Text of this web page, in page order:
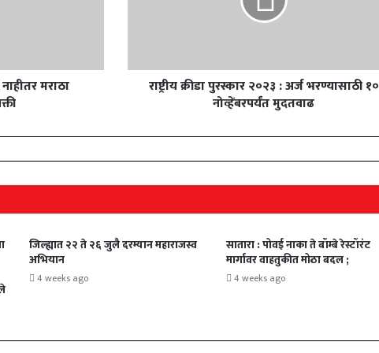
मराठा
राष्ट्रीय क्रीडा पुरस्कार २०२३ : अर्ज भरण्यासाठी १०
नोव्हेंबरपर्यंत मुदतवाढ
जिल्ह्यात २२ ते २६ जुलै दरम्यान महाराजस्व
अभियान
4 weeks ago
सातारा : पोवई नाका ते बॉम्बे रेस्टॉरंट
मार्गावर वाहतुकीत मोठा बदल ;
4 weeks ago